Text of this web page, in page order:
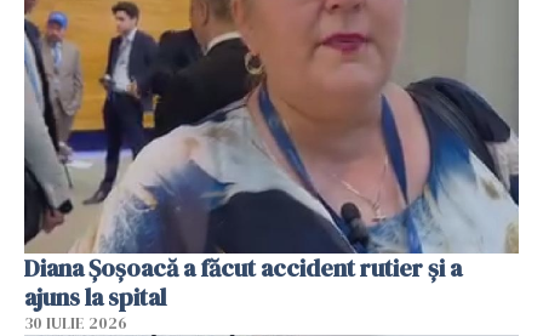
Diana Șoșoacă a făcut accident rutier și a
ajuns la spital
30 IULIE 2026